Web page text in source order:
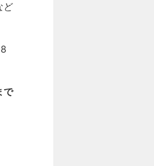
ど
で